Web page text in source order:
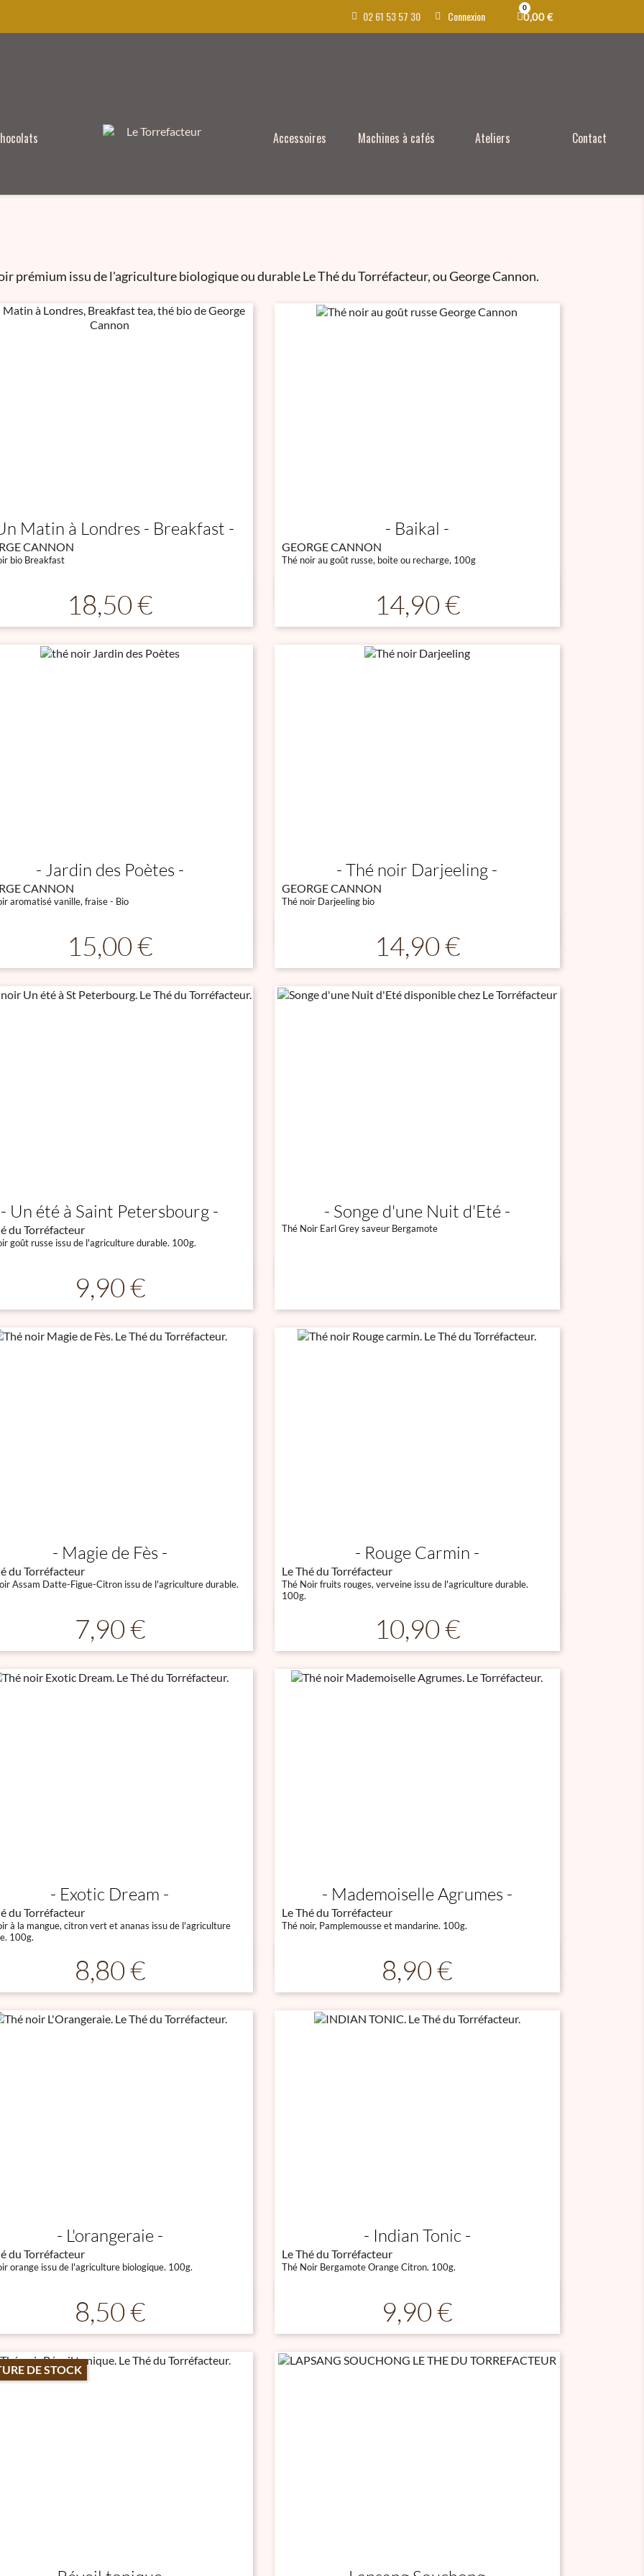
02 61 53 57 30 Connexion 0,00 €
Accessoires Machines à cafés Ateliers Contact
prémium issu de l'agriculture biologique ou durable Le Thé du Torréfacteur, ou George Cannon.
Matin à Londres - Breakfast
CANNON
bio Breakfast
Prix
18,50 €

Baikal
GEORGE CANNON
Thé noir au goût russe, boite ou recharge, 100g
Prix
14,90 €

Jardin des Poètes
CANNON
aromatisé vanille, fraise - Bio
Prix
15,00 €

Thé noir Darjeeling
GEORGE CANNON
Thé noir Darjeeling bio
Prix
14,90 €

Un été à Saint Petersbourg
du Torréfacteur
goût russe issu de l'agriculture durable. 100g.
Prix
9,90 €
Songe d'une Nuit d'Eté
Thé Noir Earl Grey saveur Bergamote
Magie de Fès
du Torréfacteur
Assam Datte-Figue-Citron issu de l'agriculture durable.
Prix
7,90 €

Rouge Carmin
Le Thé du Torréfacteur
Thé Noir fruits rouges, verveine issu de l'agriculture durable.
100g.
Prix
10,90 €

Exotic Dream
du Torréfacteur
à la mangue, citron vert et ananas issu de l'agriculture
100g.
Prix
8,80 €

Mademoiselle Agrumes
Le Thé du Torréfacteur
Thé noir, Pamplemousse et mandarine. 100g.
Prix
8,90 €

L'orangeraie
du Torréfacteur
orange issu de l'agriculture biologique. 100g.
Prix
8,50 €

Indian Tonic
Le Thé du Torréfacteur
Thé Noir Bergamote Orange Citron. 100g.
Prix
9,90 €

DE STOCK